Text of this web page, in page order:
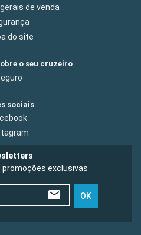
de venda
do site
o seu cruzeiro
sociais
promoções exclusivas
OK